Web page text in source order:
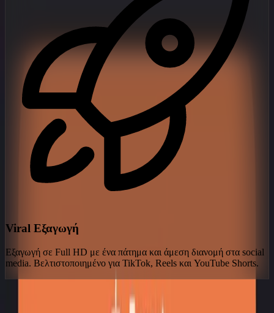
Viral Εξαγωγή
Εξαγωγή σε Full HD με ένα πάτημα και άμεση διανομή στα social
media. Βελτιστοποιημένο για TikTok, Reels και YouTube Shorts.